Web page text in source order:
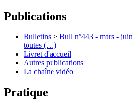
Publications
Bulletins > Bull n°443 - mars -
toutes (…)
Livret d'accueil
Autres publications
La chaîne vidéo
Pratique